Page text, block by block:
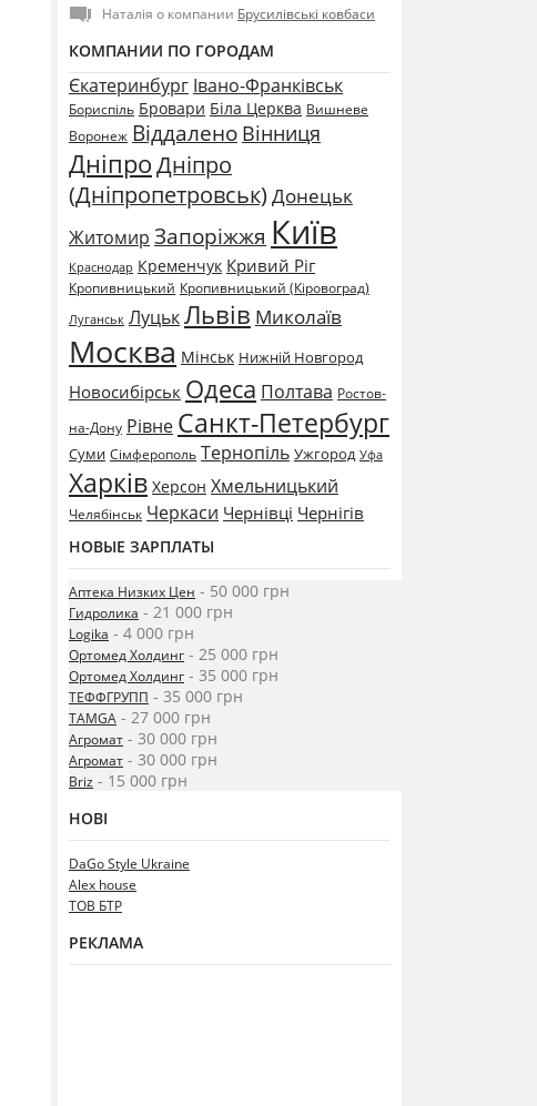
Наталія о компании Брусилівські ковбаси
КОМПАНИИ ПО ГОРОДАМ
Єкатеринбург Івано-Франківськ
Бориспіль Бровари Біла Церква Вишневе
Воронеж Віддалено Вінниця
ДніпроДніпро
(Дніпропетровськ) Донецьк
Житомир Запоріжжя Київ
Краснодар Кременчук Кривий Ріг
Кропивницький Кропивницький (Кіровоград)
Луганськ ЛуцькЛьвів Миколаїв
Москва Мінськ Нижній Новгород
Новосибірськ Одеса Полтава Ростов-
на-Дону Рівне Санкт-Петербург
Суми Сімферополь Тернопіль Ужгород Уфа
Харків Херсон Хмельницький
Челябінськ Черкаси Чернівці Чернігів
НОВЫЕ ЗАРПЛАТЫ
Аптека Низких Цен - 50 000 грн
Гидролика - 21 000 грн
Logika - 4 000 грн
Ортомед Холдинг - 25 000 грн
Ортомед Холдинг - 35 000 грн
ТЕФФГРУПП - 35 000 грн
TAMGA - 27 000 грн
Агромат - 30 000 грн
Агромат - 30 000 грн
Briz - 15 000 грн
НОВІ
DaGo Style Ukraine
Alex house
ТОВ БТР
РЕКЛАМА